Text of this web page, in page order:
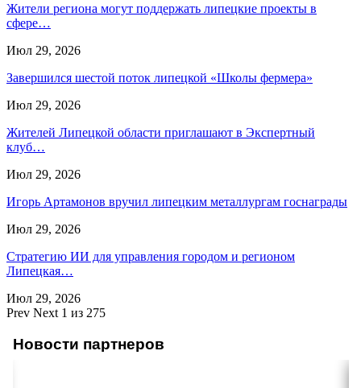
Жители региона могут поддержать липецкие проекты в
сфере…
Июл 29, 2026
Завершился шестой поток липецкой «Школы фермера»
Июл 29, 2026
Жителей Липецкой области приглашают в Экспертный
клуб…
Июл 29, 2026
Игорь Артамонов вручил липецким металлургам госнаграды
Июл 29, 2026
Стратегию ИИ для управления городом и регионом
Липецкая…
Июл 29, 2026
Prev Next 1 из 275
Новости партнеров